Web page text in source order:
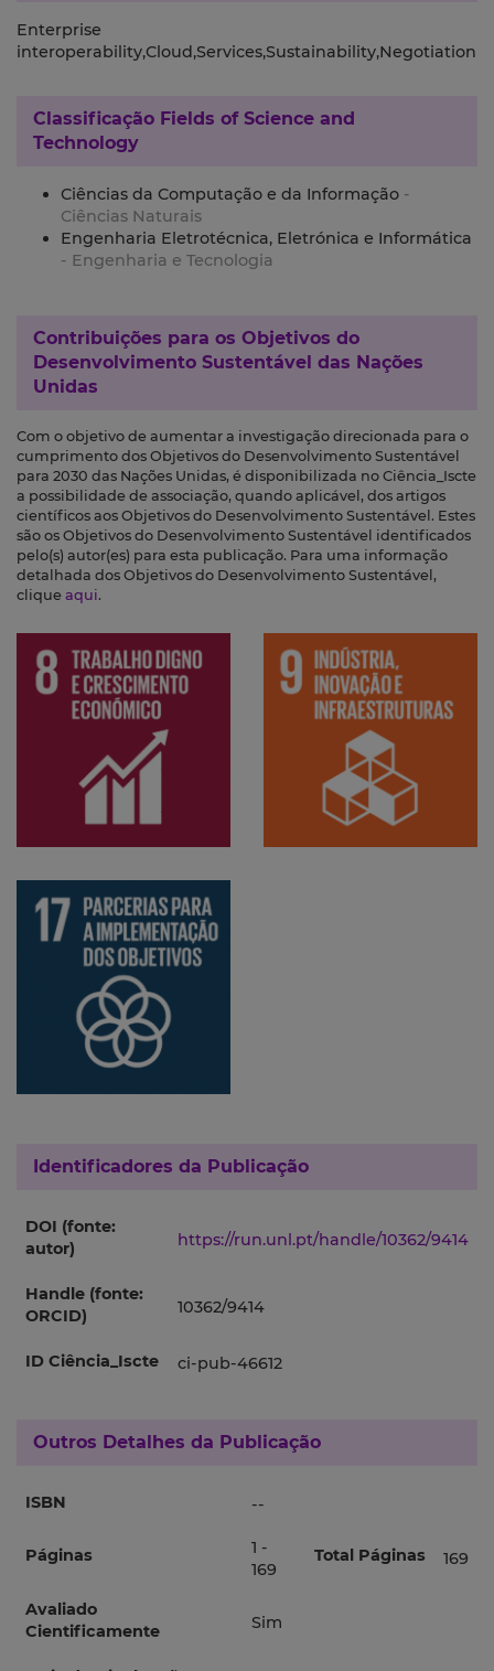
Enterprise
interoperability,Cloud,Services,Sustainability,Negotiation
Classificação Fields of Science and
Technology
Ciências da Computação e da Informação -
Ciências Naturais
Engenharia Eletrotécnica, Eletrónica e Informática
- Engenharia e Tecnologia
Contribuições para os Objetivos do
Desenvolvimento Sustentável das Nações
Unidas
Com o objetivo de aumentar a investigação direcionada para o
cumprimento dos Objetivos do Desenvolvimento Sustentável
para 2030 das Nações Unidas, é disponibilizada no Ciência_Iscte
a possibilidade de associação, quando aplicável, dos artigos
científicos aos Objetivos do Desenvolvimento Sustentável. Estes
são os Objetivos do Desenvolvimento Sustentável identificados
pelo(s) autor(es) para esta publicação. Para uma informação
detalhada dos Objetivos do Desenvolvimento Sustentável,
clique aqui.
Identificadores da Publicação
DOI (fonte:
autor)
https://run.unl.pt/handle/10362/9414
Handle (fonte:
ORCID)
10362/9414
ID Ciência_Iscte ci-pub-46612
Outros Detalhes da Publicação
ISBN --
Páginas
1 -
169
Total Páginas 169
Avaliado
Cientificamente
Sim